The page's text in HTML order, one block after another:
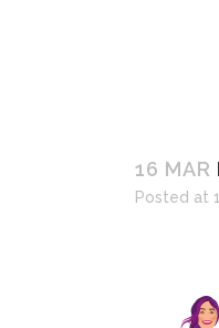
16 MAR
Posted at